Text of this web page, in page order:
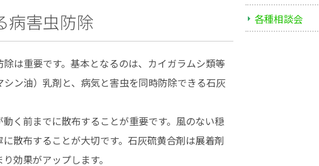
病害虫防除
は重要です。基本となるのは、カイガラムシ類等
ン油）乳剤と、病気と害虫を同時防除できる石灰
く前までに散布することが重要です。風のない穏
散布することが大切です。石灰硫黄合剤は展着剤
効果がアップします。
各種相談会